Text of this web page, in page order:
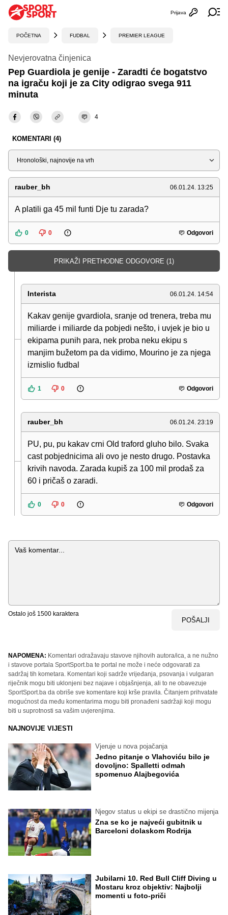
Otvori
Prijava
POČETNA FUDBAL PREMIER LEAGUE
Nevjerovatna činjenica
Pep Guardiola je genije - Zaradti će bogatstvo
na igraču koji je za City odigrao svega 911
minuta
4
KOMENTARI (4)
Sortiraj
rauber_bh 06.01.24. 13:25
A platili ga 45 mil funti Dje tu zarada?
0 0 Odgovori
PRIKAŽI PRETHODNE ODGOVORE (1)
Interista 06.01.24. 14:54
Kakav genije gvardiola, sranje od trenera, treba mu
miliarde i miliarde da pobjedi nešto, i uvjek je bio u
ekipama punih para, nek proba neku ekipu s
manjim bužetom pa da vidimo, Mourino je za njega
izmislio fudbal
1 0 Odgovori
rauber_bh 06.01.24. 23:19
PU, pu, pu kakav crni Old traford gluho bilo. Svaka
cast pobjednicima ali ovo je nesto drugo. Postavka
krivih navoda. Zarada kupiš za 100 mil prodaš za
60 i pričaš o zaradi.
0 0 Odgovori
Komentar
Ostalo još 1500 karaktera
POŠALJI
NAPOMENA: Komentari odražavaju stavove njihovih autora/ica, a ne nužno
i stavove portala SportSport.ba te portal ne može i neće odgovarati za
sadržaj tih kometara. Komentari koji sadrže vrijeđanja, psovanja i vulgaran
riječnik mogu biti uklonjeni bez najave i objašnjenja, ali to ne obavezuje
SportSport.ba da obriše sve komentare koji krše pravila. Čitanjem prihvatate
mogućnost da među komentarima mogu biti pronađeni sadržaji koji mogu
biti u suprotnosti sa vašim uvjerenjima.
NAJNOVIJE VIJESTI
Vjeruje u nova pojačanja
Jedno pitanje o Vlahoviću bilo je
dovoljno: Spalletti odmah
spomenuo Alajbegovića
Njegov status u ekipi se drastično mijenja
Zna se ko je najveći gubitnik u
Barceloni dolaskom Rodrija
Jubilarni 10. Red Bull Cliff Diving u
Mostaru kroz objektiv: Najbolji
momenti u foto-priči